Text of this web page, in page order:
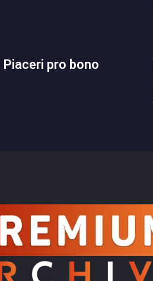
piaceri pro bono